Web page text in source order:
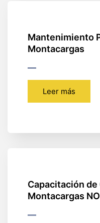
Mantenimiento
Montacargas
Leer más
Capacitación
Montacargas